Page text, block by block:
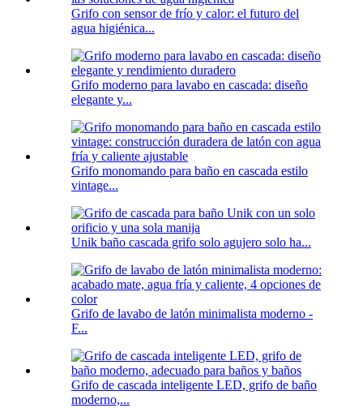
Grifo con sensor de frío y calor: el futuro del
agua higiénica...
Grifo moderno para lavabo en cascada: diseño
elegante y...
Grifo monomando para baño en cascada estilo
vintage...
Unik baño cascada grifo solo agujero solo ha...
Grifo de lavabo de latón minimalista moderno -
F...
Grifo de cascada inteligente LED, grifo de baño
moderno,...